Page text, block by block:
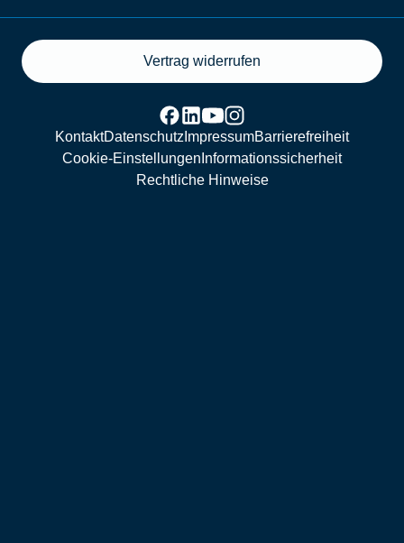
Vertrag widerrufen
KontaktDatenschutz ImpressumBarrierefreiheit
Cookie-Einstellungen Informationssicherheit
Rechtliche Hinweise